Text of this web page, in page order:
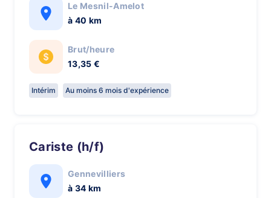
Le Mesnil-Amelot
à 40 km
Brut/heure
13,35 €
Intérim Au moins 6 mois d'expérience
Cariste (h/f)
Gennevilliers
à 34 km